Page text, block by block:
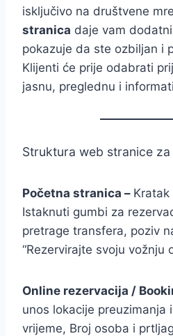
isključivo na društvene
stranica daje vam
pokazuje da ste ozbiljan i
Klijenti će prije odabrati
jasnu, preglednu i
Struktura web stranice
Početna stranica – Kratak
Istaknuti gumbi za
pretrage transfera, poziv
“Rezervirajte svoju vožnju
Online rezervacija /
unos lokacije preuzimanja
vrijeme, Broj osoba i